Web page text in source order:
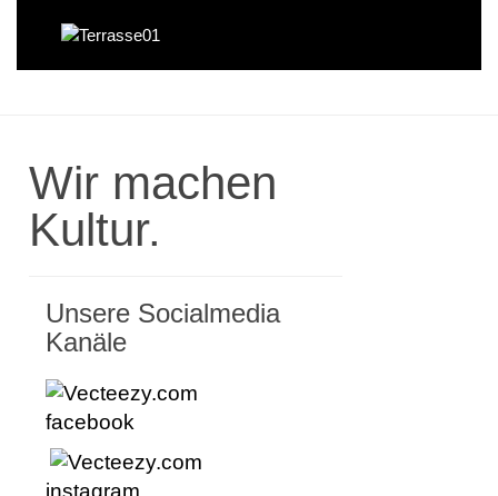
Wir machen
Kultur.
Unsere Socialmedia
Kanäle
facebook
instagram